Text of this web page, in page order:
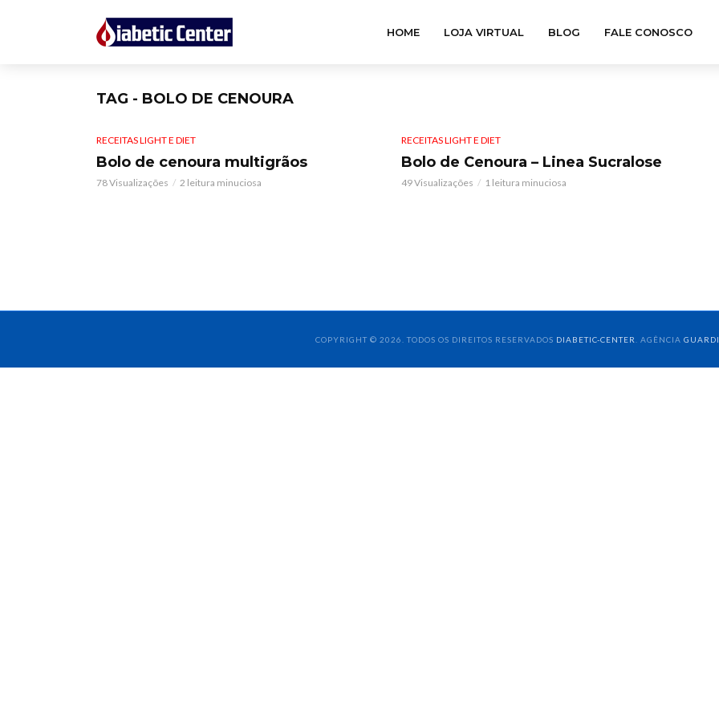
HOME LOJA VIRTUAL BLOG FALE CONOSCO
TAG - BOLO DE CENOURA
RECEITAS LIGHT E DIET
Bolo de cenoura multigrãos
78 Visualizações 2 leitura minuciosa
RECEITAS LIGHT E DIET
Bolo de Cenoura – Linea Sucralose
49 Visualizações 1 leitura minuciosa
COPYRIGHT © 2026. TODOS OS DIREITOS RESERVADOS DIABETIC-CENTER . AGÊNCIA